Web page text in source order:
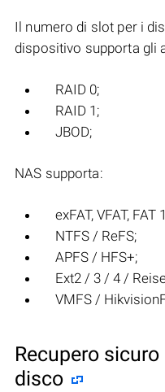
Il numero di slot per i
dispositivo supporta gli
RAID 0;
RAID 1;
JBOD;
NAS supporta:
exFAT, VFAT,
NTFS / ReFS;
APFS / HFS+;
Ext2 / 3 / 4 /
VMFS /
Recupero
disco